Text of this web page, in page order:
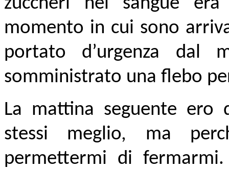
zuccheri nel sangue
momento in cui sono
portato d’urgenza dal
somministrato una flebo
La mattina seguente
stessi meglio, ma
permettermi di